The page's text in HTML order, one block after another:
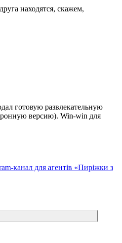
находятся, скажем,
готовую развлекательную
версию). Win-win для
канал для агентів «Пиріжки з